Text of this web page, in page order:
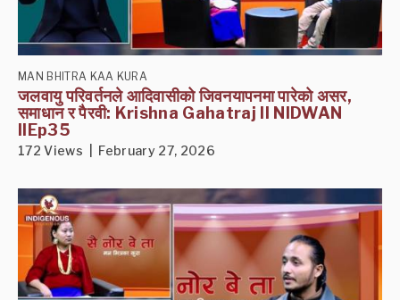
MAN BHITRA KAA KURA
जलवायु परिवर्तनले आदिवासीको जिवनयापनमा पारेको असर,
समाधान र पैरवी: Krishna Gahatraj II NIDWAN
IIEp35
172 Views | February 27, 2026